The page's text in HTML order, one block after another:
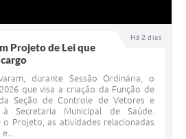
Há 2 dias
Projeto de Lei que
durante Sessão Ordinária, o
que visa a criação da Função de
Seção de Controle de Vetores e
à Secretaria Municipal de Saúde.
Projeto, as atividades relacionadas